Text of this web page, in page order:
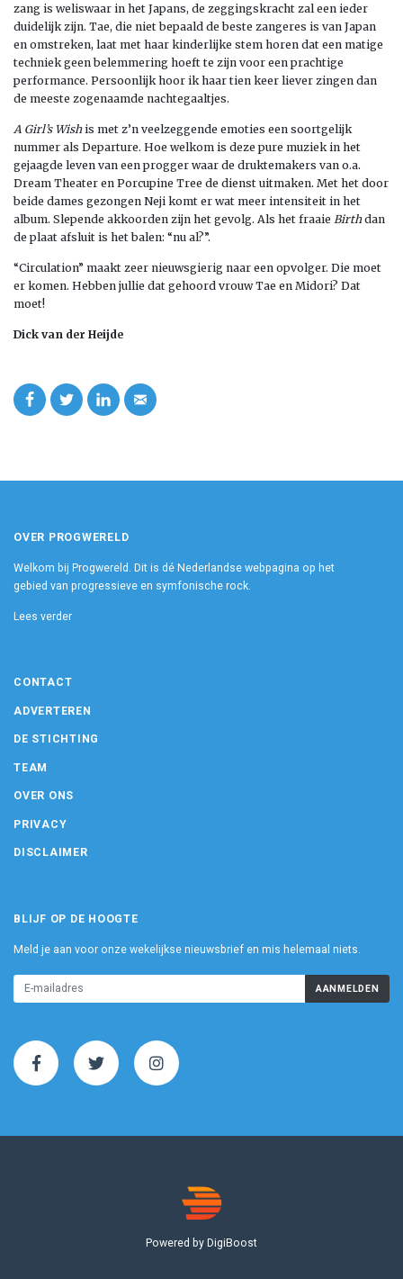
zang is weliswaar in het Japans, de zeggingskracht zal een ieder
duidelijk zijn. Tae, die niet bepaald de beste zangeres is van Japan
en omstreken, laat met haar kinderlijke stem horen dat een matige
techniek geen belemmering hoeft te zijn voor een prachtige
performance. Persoonlijk hoor ik haar tien keer liever zingen dan
de meeste zogenaamde nachtegaaltjes.
A Girl’s Wishis met z’n veelzeggende emoties een soortgelijk
nummer als Departure. Hoe welkom is deze pure muziek in het
gejaagde leven van een progger waar de druktemakers van o.a.
Dream Theater en Porcupine Tree de dienst uitmaken. Met het door
beide dames gezongen Neji komt er wat meer intensiteit in het
album. Slepende akkoorden zijn het gevolg. Als het fraaie Birthdan
de plaat afsluit is het balen: “nu al?”.
“Circulation” maakt zeer nieuwsgierig naar een opvolger. Die moet
er komen. Hebben jullie dat gehoord vrouw Tae en Midori? Dat
moet!
Dick van der Heijde
OVER PROGWERELD
Welkom bij Progwereld. Dit is dé Nederlandse webpagina op het
gebied van progressieve en symfonische rock.
Lees verder
CONTACT
ADVERTEREN
DE STICHTING
TEAM
OVER ONS
PRIVACY
DISCLAIMER
BLIJF OP DE HOOGTE
Meld je aan voor onze wekelijkse nieuwsbrief en mis helemaal niets.
AANMELDEN
Powered by DigiBoost